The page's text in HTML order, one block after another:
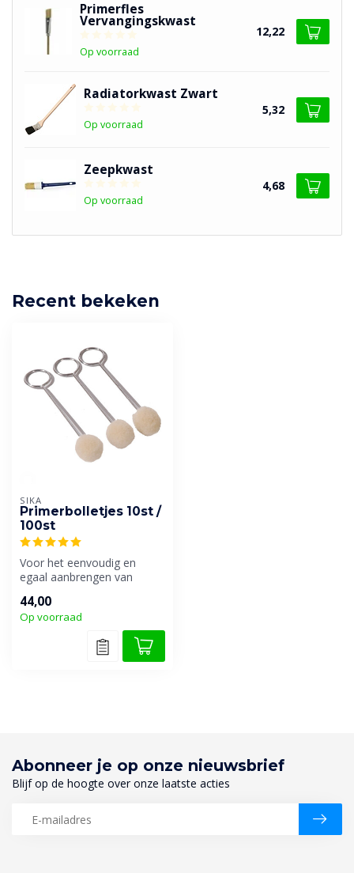
Primerfles
Vervangingskwast
Op voorraad
12,22
Radiatorkwast Zwart
Op voorraad
5,32
Zeepkwast
Op voorraad
4,68
Recent bekeken
SIKA
Primerbolletjes 10st /
100st
Voor het eenvoudig en
egaal aanbrengen van
44,00
Op voorraad
Abonneer je op onze nieuwsbrief
Blijf op de hoogte over onze laatste acties